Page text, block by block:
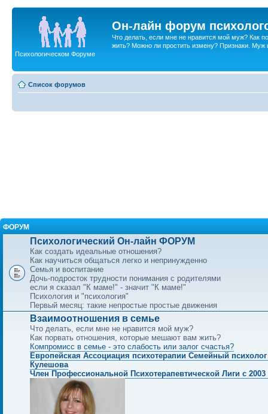
Он-лайн форум
Что делать, если мне не нравится мой муж? Как
жить? Можно ли простить измену? Признаки. Муж
Психологическом Форуме
Список форумов
ФОРУМ
Психологический Он-лайн ФОРУМ
Как создать идеальные отношения?
Как научиться общаться легко и непринужденно
Семья и воспитание
Дочь-подросток трудности понимания с родителями
если я сказал "К маме!" - значит "К маме!"
Психология и "психология"
Первый месяц: такие непростые простые движения
Взаимоотношения в семье
Что делать, если мне не нравится мой муж?
Как порвать отношения, которые мешают вам жить?
Компромисс в семье - это слабость или залог счастья?
Европейская Ассоциация психотерапии Семейный
Кулешова
Член Профессиональной Психотерапевтической Лиги с 2003